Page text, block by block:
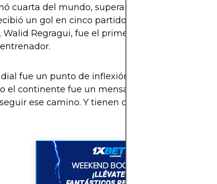
cuarta del mundo, superando a gigantes
un gol en cinco partidos antes de semis.
Walid Regragui, fue el primer africano en llegar
fue un punto de inflexión. Y no solo para
el continente fue un mensaje: “Sí se puede”.
ese camino. Y tienen con qué.